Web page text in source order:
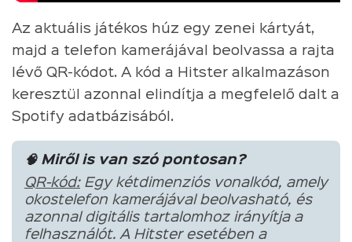
Az aktuális játékos húz egy zenei kártyát,
majd a telefon kamerájával beolvassa a rajta
lévő QR-kódot. A kód a Hitster alkalmazáson
keresztül azonnal elindítja a megfelelő dalt a
Spotify adatbázisából.
🧠 Miről is van szó pontosan?
QR-kód:Egy kétdimenziós vonalkód, amely
okostelefon kamerájával beolvasható, és
azonnal digitális tartalomhoz irányítja a
felhasználót. A Hitster esetében a